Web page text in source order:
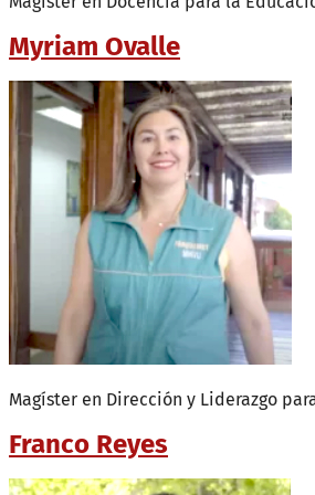
Myriam Ovalle
Magíster en Dirección y Liderazgo
Franco Reyes